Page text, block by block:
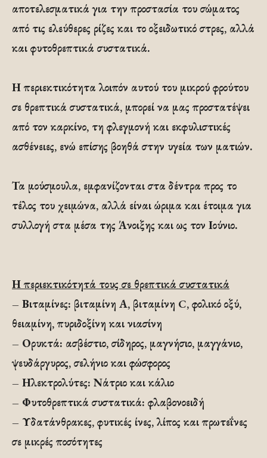
αποτελεσματικά για την προστασία του σώματος
από τις ελεύθερες ρίζες και το οξειδωτικό στρες, αλλά
και φυτοθρεπτικά συστατικά.
Η περιεκτικότητα λοιπόν αυτού του μικρού φρούτου
σε θρεπτικά συστατικά, μπορεί να μας προστατέψει
από τον καρκίνο, τη φλεγμονή και εκφυλιστικές
ασθένειες, ενώ επίσης βοηθά στην υγεία των ματιών.
Τα μούσμουλα, εμφανίζονται στα δέντρα προς το
τέλος του χειμώνα, αλλά είναι ώριμα και έτοιμα για
συλλογή στα μέσα της Άνοιξης και ως τον Ιούνιο.
Η περιεκτικότητά τους σε θρεπτικά συστατικά
– Βιταμίνες: βιταμίνη Α, βιταμίνη C, φολικό οξύ,
θειαμίνη, πυριδοξίνη και νιασίνη
– Ορυκτά: ασβέστιο, σίδηρος, μαγνήσιο, μαγγάνιο,
ψευδάργυρος, σελήνιο και φώσφορος
– Ηλεκτρολύτες: Νάτριο και κάλιο
– Φυτοθρεπτικά συστατικά: φλαβονοειδή
– Υδατάνθρακες, φυτικές ίνες, λίπος και πρωτεΐνες
σε μικρές ποσότητες